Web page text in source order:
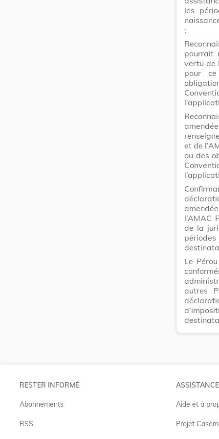
les
;
pourrait
vertu de
pour
et de
ou des
l’AMAC
de la
Le
autres
RESTER INFORMÉ
Abonnements
RSS
ASSISTANCE
Aide et à
Projet